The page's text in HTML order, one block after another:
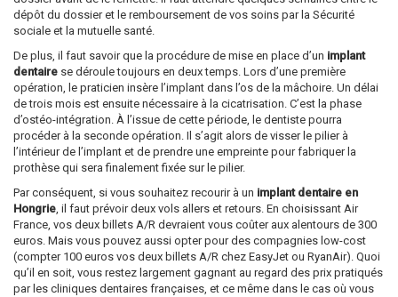
dépôt du dossier et le remboursement de vos soins par la Sécurité
sociale et la mutuelle santé.
De plus, il faut savoir que la procédure de mise en place d’un implant
dentaire se déroule toujours en deux temps. Lors d’une première
opération, le praticien insère l’implant dans l’os de la mâchoire. Un délai
de trois mois est ensuite nécessaire à la cicatrisation. C’est la phase
d’ostéo-intégration. À l’issue de cette période, le dentiste pourra
procéder à la seconde opération. Il s’agit alors de visser le pilier à
l’intérieur de l’implant et de prendre une empreinte pour fabriquer la
prothèse qui sera finalement fixée sur le pilier.
Par conséquent, si vous souhaitez recourir à un implant dentaire en
Hongrie, il faut prévoir deux vols allers et retours. En choisissant Air
France, vos deux billets A/R devraient vous coûter aux alentours de 300
euros. Mais vous pouvez aussi opter pour des compagnies low-cost
(compter 100 euros vos deux billets A/R chez EasyJet ou RyanAir). Quoi
qu’il en soit, vous restez largement gagnant au regard des prix pratiqués
par les cliniques dentaires françaises, et ce même dans le cas où vous